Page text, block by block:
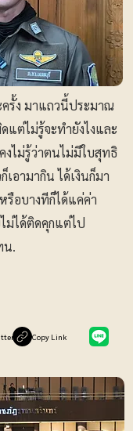
รั้ง มาแถวนี้ประมาณ
แต่ไม่รู้จะทำยังไงและ
ไม่รู้ว่าตนไม่มีใบสุทธิ
เอามากิน ได้เงินก็มา
รือบางทีก็ได้แค่ค่า
ม่ได้ติดคุกแต่ไป
น.
Copy Link